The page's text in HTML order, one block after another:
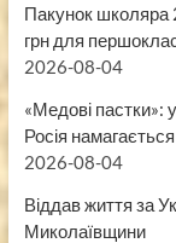
Пакунок школяра
грн для
2026-08-04
«Медові пастки»:
Росія
2026-08-04
Віддав життя за
Миколаївщини